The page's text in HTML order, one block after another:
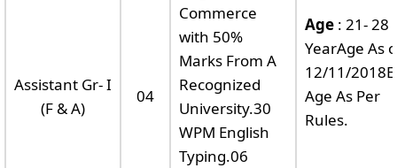
Age: 21- 28
YearAge As
12/11/
Age As Per
Rules.
Assistant Gr- I
(F & A)
04
Commerce
with 50%
Marks From A
Recognized
University.30
WPM English
Typing.06